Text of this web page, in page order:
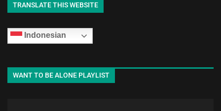
TRANSLATE THIS WEBSITE
Indonesian
WANT TO BE ALONE PLAYLIST